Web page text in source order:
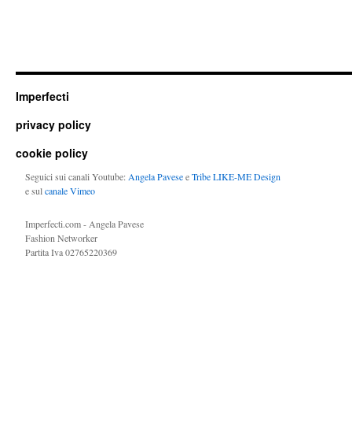
Imperfecti
privacy policy
cookie policy
Seguici sui canali Youtube: Angela PaveseeTribe LIKE-ME Design
e sulcanale Vimeo
Imperfecti.com - Angela Pavese
Fashion Networker
Partita Iva 02765220369